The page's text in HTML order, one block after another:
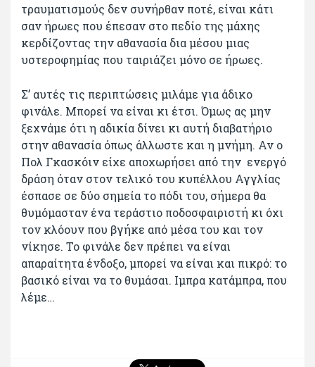
τραυματισμούς δεν συνήρθαν ποτέ, είναι κάτι
σαν ήρωες που έπεσαν στο πεδίο της μάχης
κερδίζοντας την αθανασία δια μέσου μιας
υστεροφημίας που ταιριάζει μόνο σε ήρωες.
Σ’ αυτές τις περιπτώσεις μιλάμε για άδικο
φινάλε. Μπορεί να είναι κι έτσι. Όμως ας μην
ξεχνάμε ότι η αδικία δίνει κι αυτή διαβατήριο
στην αθανασία όπως άλλωστε και η μνήμη. Αν ο
Πολ Γκασκόιν είχε αποχωρήσει από την ενεργό
δράση όταν στον τελικό του κυπέλλου Αγγλίας
έσπασε σε δύο σημεία το πόδι του, σήμερα θα
θυμόμασταν ένα τεράστιο ποδοσφαιριστή κι όχι
τον κλόουν που βγήκε από μέσα του και τον
νίκησε. Το φινάλε δεν πρέπει να είναι
απαραίτητα ένδοξο, μπορεί να είναι και πικρό: το
βασικό είναι να το θυμάσαι. Ιμπρα κατάμπρα, που
λέμε…